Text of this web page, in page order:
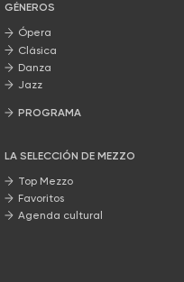
GÉNEROS
Ópera
Clásica
Danza
Jazz
PROGRAMA
LA SELECCIÓN DE MEZZO
Top Mezzo
Favoritos
Agenda cultural